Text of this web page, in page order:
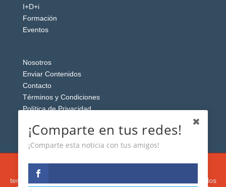
I+D+i
Formación
Eventos
Nosotros
Enviar Contenidos
Contacto
Términos y Condiciones
Política de Privacidad
Esta web usa cookies analíticas y publicitarias (propias y de
terceros) para analizar el tráfico y personalizar el contenido y los
¡Comparte en tus redes!
¡Comparte esta noticia con tus amigos!